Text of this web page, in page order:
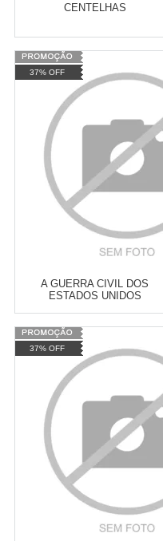
CENTELHAS
Varejo:
Atacado: R$ 2.550,90 (Apenas
Revendedor)
10 x
Cat:HISTÓRIA SOCIAL
COMPRAR
37% OFF
A GUERRA CIVIL DOS
ESTADOS UNIDOS
Varejo:
Atacado: R$ 2.550,90 (Apenas
Revendedor)
10 x
Cat:
CONTEMPORÂNEA
COMPRAR
37% OFF